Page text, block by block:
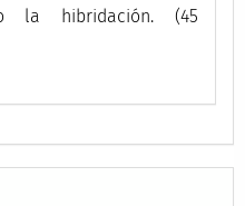
la hibridación. (45